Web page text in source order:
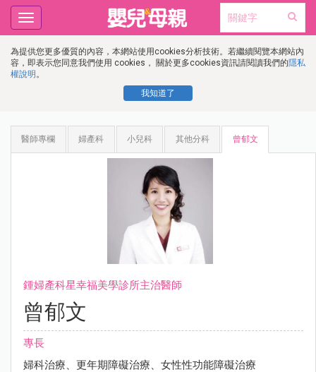
為提供您更多優質的內容，本網站使用cookies分析技術。若繼續閱覽本網站內
容，即表示您同意我們使用 cookies， 關於更多cookies資訊請閱讀我們的隱私
權說明 。
我知道了
Toggle
navigation
醫師專欄 婦產科 小兒科 其他分科 曾郁文
鍾婦產科星幸福美學診所主治醫師
曾郁文
專長
婦科治療、更年期障礙治療、女性性功能障礙治療